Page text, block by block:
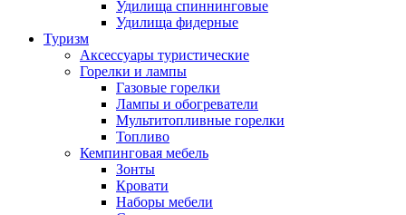
Удилища спиннинговые
Удилища фидерные
Туризм
Аксессуары туристические
Горелки и лампы
Газовые горелки
Лампы и обогреватели
Мультитопливные горелки
Топливо
Кемпинговая мебель
Зонты
Кровати
Наборы мебели